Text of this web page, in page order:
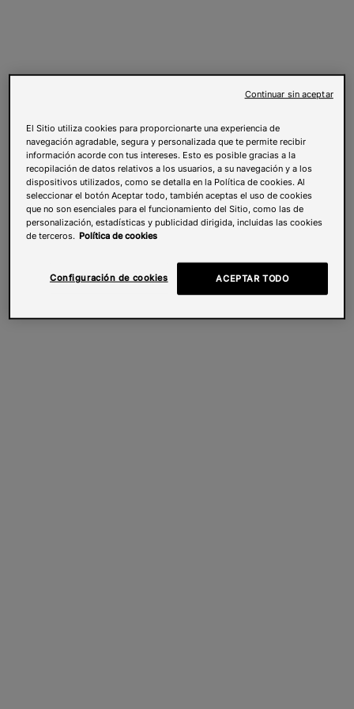
El Sitio utiliza cookies para proporcionarte una experiencia de
navegación agradable, segura y personalizada que te permite recibir
información acorde con tus intereses. Esto es posible gracias a la
recopilación de datos relativos a los usuarios, a su navegación y a los
dispositivos utilizados, como se detalla en la Política de cookies. Al
seleccionar el botón Aceptar todo, también aceptas el uso de cookies
que no son esenciales para el funcionamiento del Sitio, como las de
personalización, estadísticas y publicidad dirigida, incluidas las cookies
de terceros. Política de cookies
Configuración de cookies ACEPTAR TODO
Continuar sin aceptar